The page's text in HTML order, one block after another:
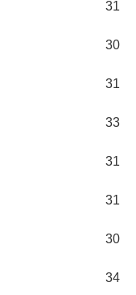
31
30
31
33
31
31
30
34